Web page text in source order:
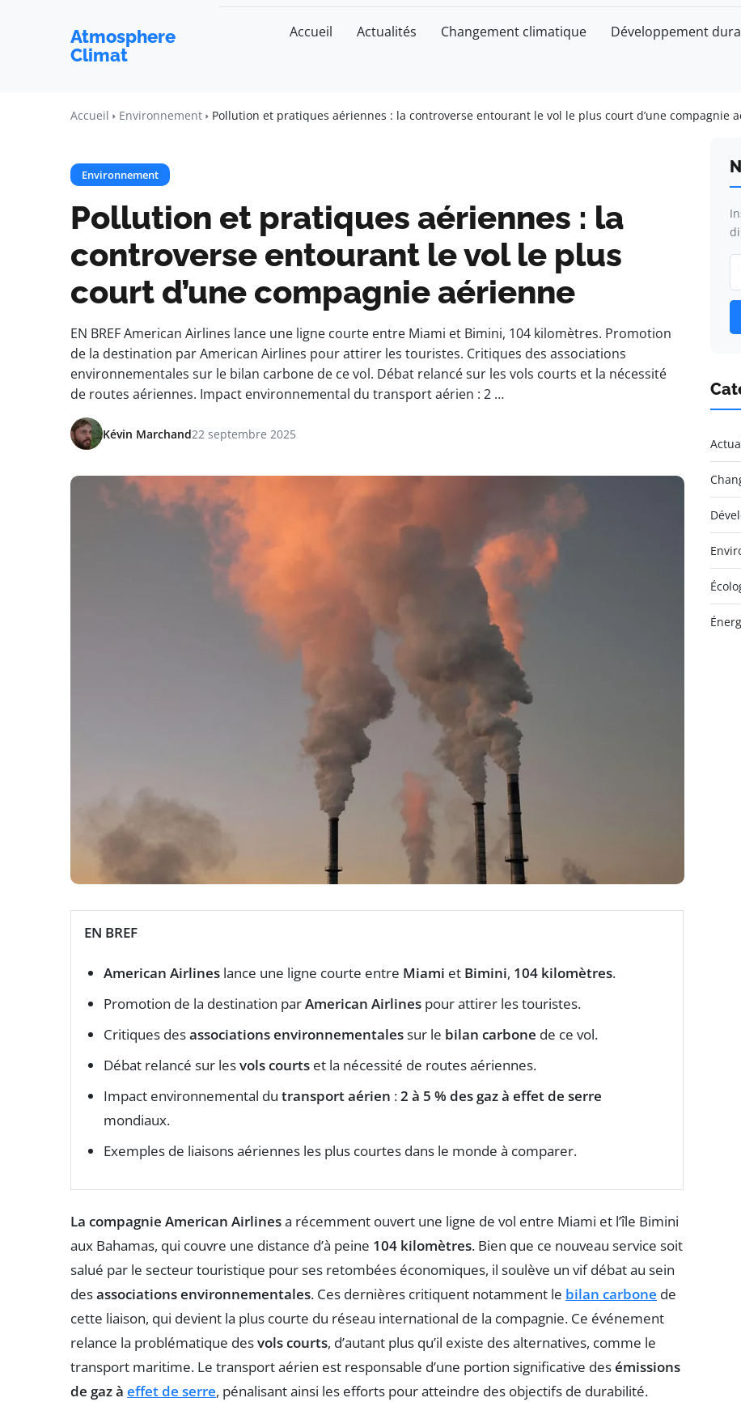
Atmosphere
Climat
Accueil Actualités Changement climatique Développement
Accueil Environnement Pollution et pratiques aériennes : la controverse entourant le vol le plus court d’une compagnie
Environnement
Pollution et pratiques aériennes : la
controverse entourant le vol le plus
court d’une compagnie aérienne
EN BREF American Airlines lance une ligne courte entre Miami et Bimini, 104 kilomètres. Promotion
de la destination par American Airlines pour attirer les touristes. Critiques des associations
environnementales sur le bilan carbone de ce vol. Débat relancé sur les vols courts et la nécessité
de routes aériennes. Impact environnemental du transport aérien : 2 …
Kévin Marchand22 septembre 2025
EN BREF
American Airlines lance une ligne courte entre Miami et Bimini, 104 kilomètres.
Promotion de la destination parAmerican Airlines pour attirer les touristes.
Critiques desassociations environnementalessur le bilan carbone de ce vol.
Débat relancé sur lesvols courts et la nécessité de routes aériennes.
Impact environnemental du transport aérien :2 à 5 % des gaz à effet de serre
mondiaux.
Exemples de liaisons aériennes les plus courtes dans le monde à comparer.
La compagnie American Airlinesa récemment ouvert une ligne de vol entre Miami et l’île Bimini
aux Bahamas, qui couvre une distance d’à peine 104 kilomètres. Bien que ce nouveau service soit
salué par le secteur touristique pour ses retombées économiques, il soulève un vif débat au sein
desassociations environnementales. Ces dernières critiquent notamment le bilan carbone de
cette liaison, qui devient la plus courte du réseau international de la compagnie. Ce événement
relance la problématique desvols courts, d’autant plus qu’il existe des alternatives, comme le
transport maritime. Le transport aérien est responsable d’une portion significative desémissions
de gaz à effet de serre, pénalisant ainsi les efforts pour atteindre des objectifs de durabilité.